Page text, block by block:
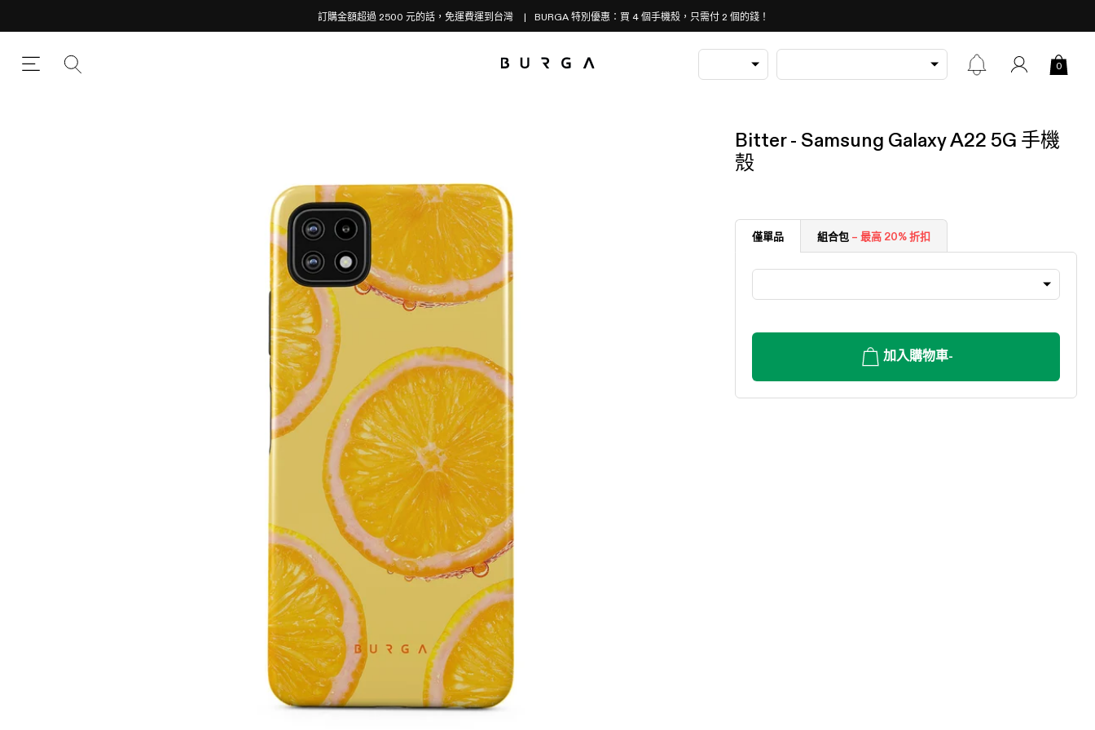
訂購金額超過 2500 元的話，免運費運到台灣 BURGA 特別優惠：買 4 個手機殼，只需付 2 個的錢！
0
Bitter - Samsung Galaxy A22 5G 手機
殼
僅單品 組合包 – 最高 20% 折扣
加入購物車-